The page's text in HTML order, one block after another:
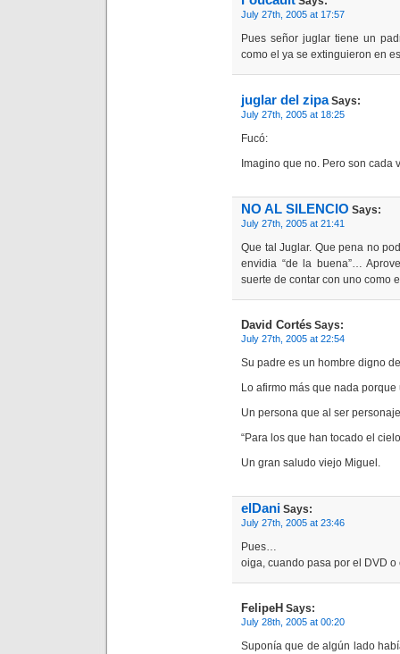
July 27th, 2005 at 17:57
Pues señor juglar tiene un
como el ya se extinguieron en
juglar del zipaSays:
July 27th, 2005 at 18:25
Fucó:
Imagino que no. Pero son cada
NO AL SILENCIO Says:
July 27th, 2005 at 21:41
Que tal Juglar. Que pena no
envidia “de la buena”…
suerte de contar con uno como
David Cortés Says:
July 27th, 2005 at 22:54
Su padre es un hombre digno
Lo afirmo más que nada
Un persona que al ser
“Para los que han tocado el
Un gran saludo viejo Miguel.
elDani Says:
July 27th, 2005 at 23:46
Pues…
oiga, cuando pasa por el DVD
FelipeH Says:
July 28th, 2005 at 00:20
Suponía que de algún lado